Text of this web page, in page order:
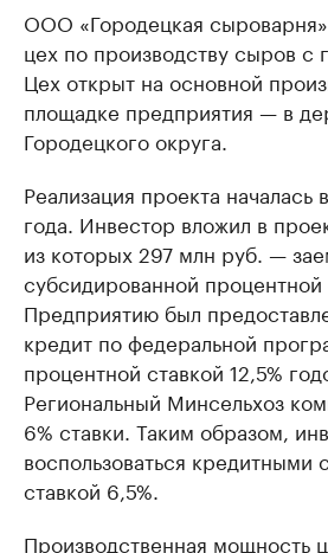
ООО «Городецкая
цех по производству сыров с
Цех открыт на основной
площадке предприятия — в
Городецкого округа.
Реализация проекта началась
года. Инвестор вложил в
из которых 297 млн руб. —
субсидированной процентной
Предприятию был
кредит по федеральной
процентной ставкой 12,5%
Региональный Минсельхоз
6% ставки. Таким образом,
воспользоваться кредитными
ставкой 6,5%.
Производственная мощность